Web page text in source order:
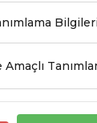
Bilgileri